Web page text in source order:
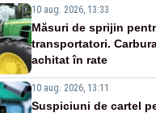
10 aug. 2026, 13:33
Măsuri de sprijin
transportatori.
achitat în rate
10 aug. 2026, 13:11
Suspiciuni de cartel